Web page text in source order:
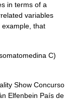
in terms of a
variables
that
C)
Show Concurso
Elfenbein País de